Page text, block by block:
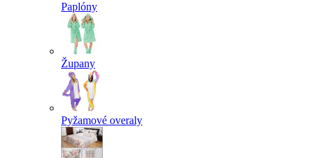
Paplóny
Župany
Pyžamové overaly